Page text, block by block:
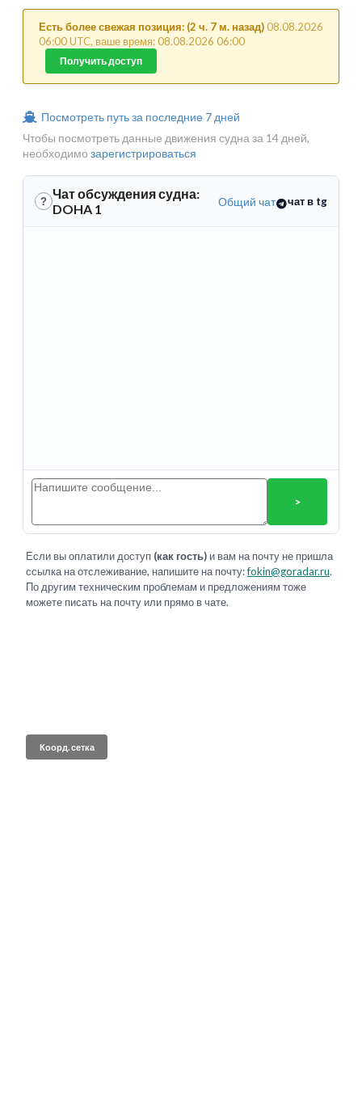
Есть более свежая позиция: (2 ч. 7 м. назад) 08.08.2026
06:00 UTC, ваше время: 08.08.2026 06:00
Получить доступ
Посмотреть путь за последние 7 дней
Чтобы посмотреть данные движения судна за 14 дней,
необходимо зарегистрироваться
? Чат обсуждения судна:
DOHA 1
Общий чат чат в tg
>
Если вы оплатили доступ (как гость) и вам на почту не пришла
ссылка на отслеживание, напишите на почту:fokin@goradar.ru.
По другим техническим проблемам и предложениям тоже
можете писать на почту или прямо в чате.
Коорд. сетка